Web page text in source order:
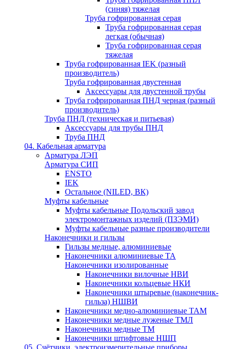
(синяя) тяжелая
Труба гофрированная серая
Труба гофрированная серая
легкая (обычная)
Труба гофрированная серая
тяжелая
Труба гофрированная IEK (разный
производитель)
Труба гофрированная двустенная
Аксессуары для двустенной трубы
Труба гофрированная ПНД черная (разный
производитель)
Труба ПНД (техническая и питьевая)
Аксессуары для трубы ПНД
Труба ПНД
04. Кабельная арматура
Арматура ЛЭП
Арматура СИП
ENSTO
IEK
Остальное (NILED, ВК)
Муфты кабельные
Муфты кабельные Подольский завод
электромонтажных изделий (ПЗЭМИ)
Муфты кабельные разные производители
Наконечники и гильзы
Гильзы медные, алюминиевые
Наконечники алюминиевые ТА
Наконечники изолированные
Наконечники вилочные НВИ
Наконечники кольцевые НКИ
Наконечники штыревые (наконечник-
гильза) НШВИ
Наконечники медно-алюминиевые ТАМ
Наконечники медные луженые ТМЛ
Наконечники медные ТМ
Наконечники штифтовые НШП
05. Счётчики, электроизмерительные приборы